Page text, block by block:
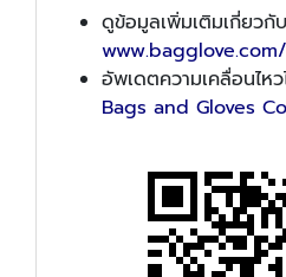
ดูข้อมูลเพิ่มเติมเกี่ยวกั
อัพเดตความเคลื่อนไห
Bags and Gloves